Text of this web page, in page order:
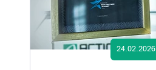
24.02.2026